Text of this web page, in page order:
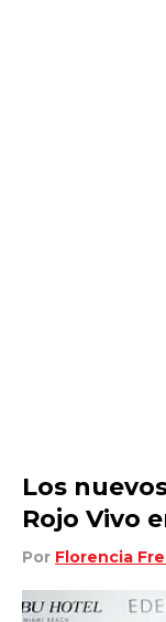
Los
Rojo Vivo
Por Florencia